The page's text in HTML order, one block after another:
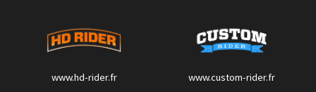
www.hd-rider.fr www.custom-rider.fr